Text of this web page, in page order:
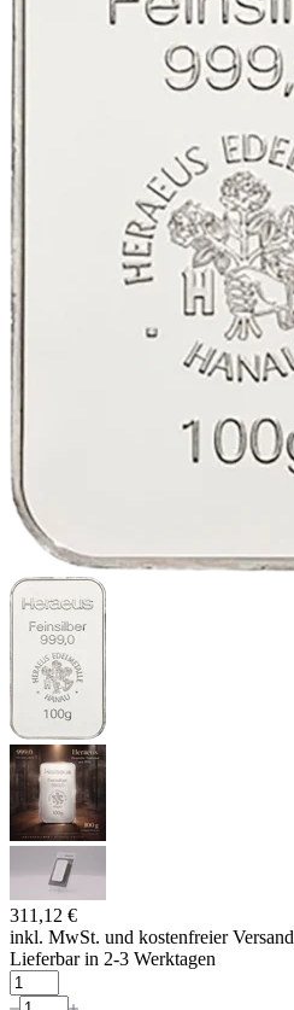
311,12 €
inkl. MwSt. und kostenfreier Versand
Lieferbar in 2-3 Werktagen